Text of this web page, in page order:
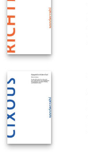
K
o
n
t
a